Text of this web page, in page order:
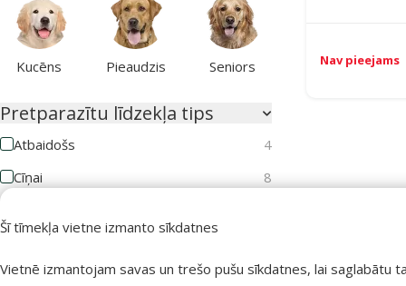
Šī tīmekļa vietne izmanto sīkdatnes
Vietnē izmantojam savas un trešo pušu sīkdatnes, lai saglabātu
Kucēns Pieaudzis Seniors
Pretparazītu līdzekļa tips
Atbaidošs
4
Cīņai
8
Kaķa vecums
Nav pieejams